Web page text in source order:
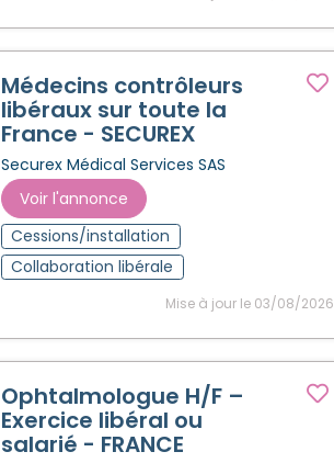
Médecins contrôleurs
libéraux sur toute la
France - SECUREX
Securex Médical Services SAS
Voir l'annonce
Cessions/installation
Collaboration libérale
Mise à jour le 03/08/2026
Ophtalmologue H/F –
Exercice libéral ou
salarié - FRANCE